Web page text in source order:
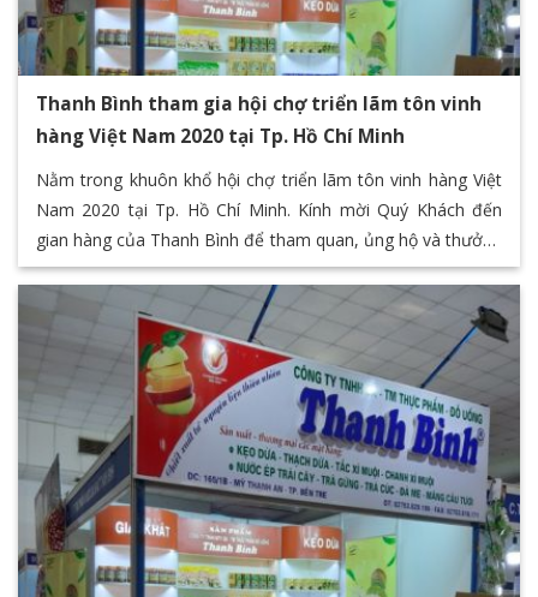
Thanh Bình tham gia hội chợ triển lãm tôn vinh
hàng Việt Nam 2020 tại Tp. Hồ Chí Minh
Nằm trong khuôn khổ hội chợ triển lãm tôn vinh hàng Việt
Nam 2020 tại Tp. Hồ Chí Minh. Kính mời Quý Khách đến
gian hàng của Thanh Bình để tham quan, ủng hộ và thưởng
thức các sản phẩm đặc sản của Bến Tre thông qua chuỗi
các sản phẩm giá trị của Thanh Bình F&B